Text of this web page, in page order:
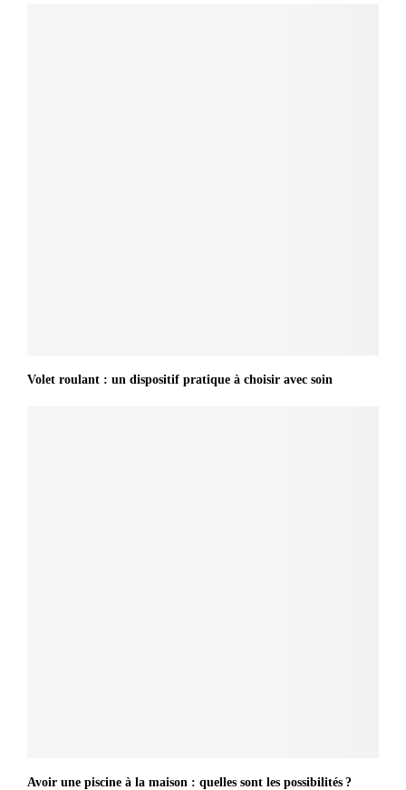
Volet roulant : un dispositif pratique à choisir avec soin
Avoir une piscine à la maison : quelles sont les possibilités ?